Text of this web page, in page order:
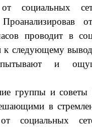
от социальных
Проанализировав
проводит в
следующему
и
и советы
в
социальных